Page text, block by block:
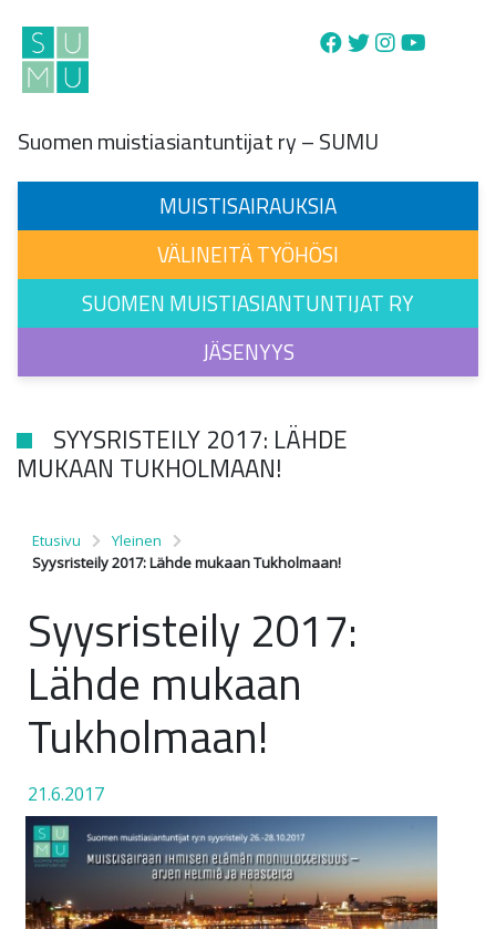
Main Navigation
Suomen muistiasiantuntijat ry – SUMU
MUISTISAIRAUKSIA
VÄLINEITÄ TYÖHÖSI
SUOMEN MUISTIASIANTUNTIJAT RY
JÄSENYYS
SYYSRISTEILY 2017: LÄHDE
MUKAAN TUKHOLMAAN!
Etusivu
Yleinen
Syysristeily 2017: Lähde mukaan Tukholmaan!
Syysristeily 2017:
Lähde mukaan
Tukholmaan!
21.6.2017